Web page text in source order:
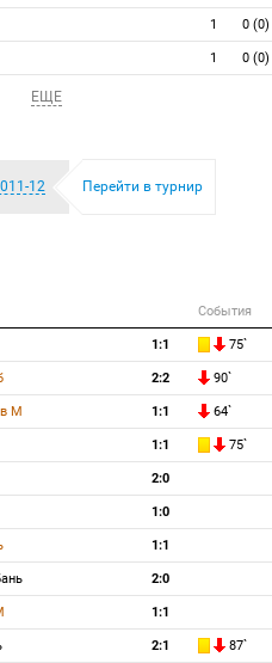
1 0 (0)
1 0 (0)
ЕЩЕ
12 Перейти в турнир
События
1:1 75`
2:2 90`
М 1:1 64`
1:1 75`
2:0
1:0
1:1
2:0
1:1
2:1 87`